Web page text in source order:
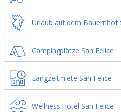
Urlaub auf dem Bauernhof
Campingplätze San Felice
Langzeitmiete San Felice
Wellness Hotel San Felice